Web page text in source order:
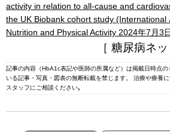
activity in relation to all-cause and
the UK Biobank cohort study (International
Nutrition and Physical Activity 2024年7月3
［ 糖尿病ネ
記事の内容（HbA1c表記や医師の所属など）は掲載日時点
いる記事・写真・図表の無断転載を禁じます。 治療や療養
スタッフにご相談ください｡